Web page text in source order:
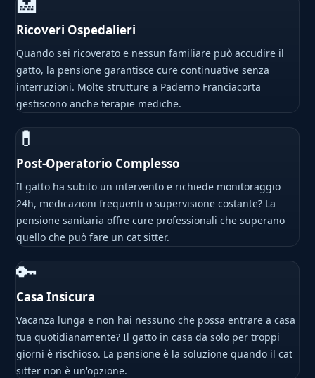
Ricoveri Ospedalieri
Quando sei ricoverato e nessun familiare può accudire il
gatto, la pensione garantisce cure continuative senza
interruzioni. Molte strutture a Paderno Franciacorta
gestiscono anche terapie mediche.
💊
Post-Operatorio Complesso
Il gatto ha subito un intervento e richiede monitoraggio
24h, medicazioni frequenti o supervisione costante? La
pensione sanitaria offre cure professionali che superano
quello che può fare un cat sitter.
🔑
Casa Insicura
Vacanza lunga e non hai nessuno che possa entrare a casa
tua quotidianamente? Il gatto in casa da solo per troppi
giorni è rischioso. La pensione è la soluzione quando il cat
sitter non è un'opzione.